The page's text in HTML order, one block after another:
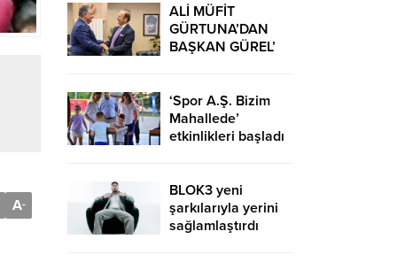
A-
ALİ MÜFİT
GÜRTUNA’DAN
BAŞKAN GÜREL’
‘Spor A.Ş. Bizim
Mahallede’
etkinlikleri başladı
BLOK3 yeni
şarkılarıyla yerini
sağlamlaştırdı